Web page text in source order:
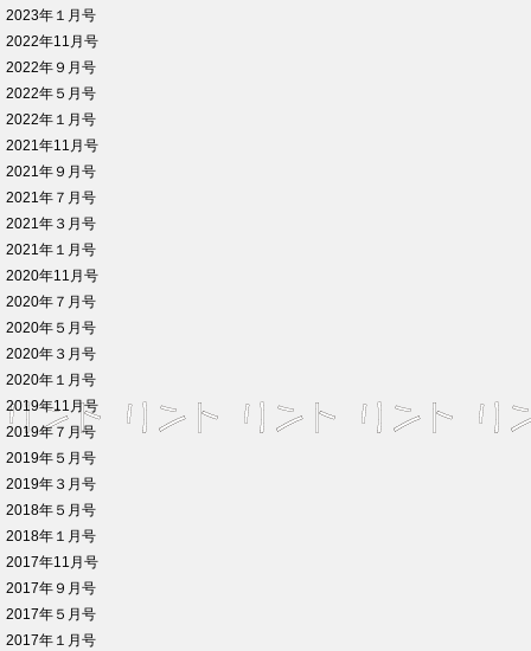
2023年１月号
2022年11月号
2022年９月号
2022年５月号
2022年１月号
2021年11月号
2021年９月号
2021年７月号
2021年３月号
2021年１月号
2020年11月号
2020年７月号
2020年５月号
2020年３月号
2020年１月号
2019年11月号
2019年７月号
2019年５月号
2019年３月号
2018年５月号
2018年１月号
2017年11月号
2017年９月号
2017年５月号
2017年１月号